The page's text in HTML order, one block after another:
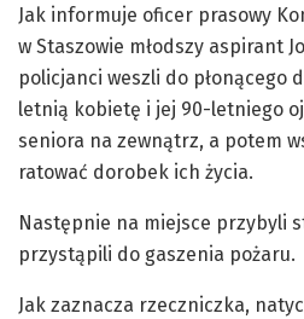
Jak informuje oficer prasowy
w Staszowie młodszy aspirant
policjanci weszli do płonącego
letnią kobietę i jej 90-letniego
seniora na zewnątrz, a potem
ratować dorobek ich życia.
Następnie na miejsce przybyli
przystąpili do gaszenia pożaru.
Jak zaznacza rzeczniczka,